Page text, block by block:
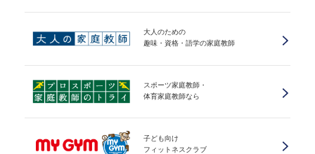
大人のための
趣味・資格・語学の家庭教師
スポーツ家庭教師・
体育家庭教師なら
子ども向け
フィットネスクラブ